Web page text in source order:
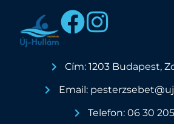
Cím: 1203 Budapest,
Email:
Telefon: 06 30 205